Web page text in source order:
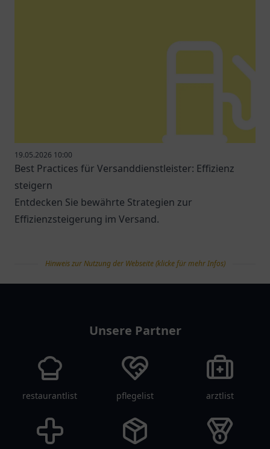
19.05.2026 10:00
Best Practices für Versanddienstleister: Effizienz
steigern
Entdecken Sie bewährte Strategien zur
Effizienzsteigerung im Versand.
Hinweis zur Nutzung der Webseite (klicke für mehr Infos)
Unsere Partner
restaurantlist pflegelist arztlist